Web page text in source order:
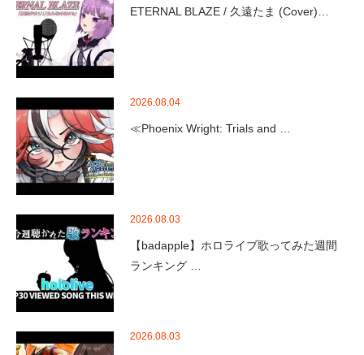
ETERNAL BLAZE / 久遠たま (Cover)…
2026.08.04
≪Phoenix Wright: Trials and …
2026.08.03
【badapple】ホロライブ歌ってみた週間
ランキング …
2026.08.03